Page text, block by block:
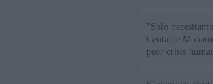
"Solo
Ceuta de
peor crisis